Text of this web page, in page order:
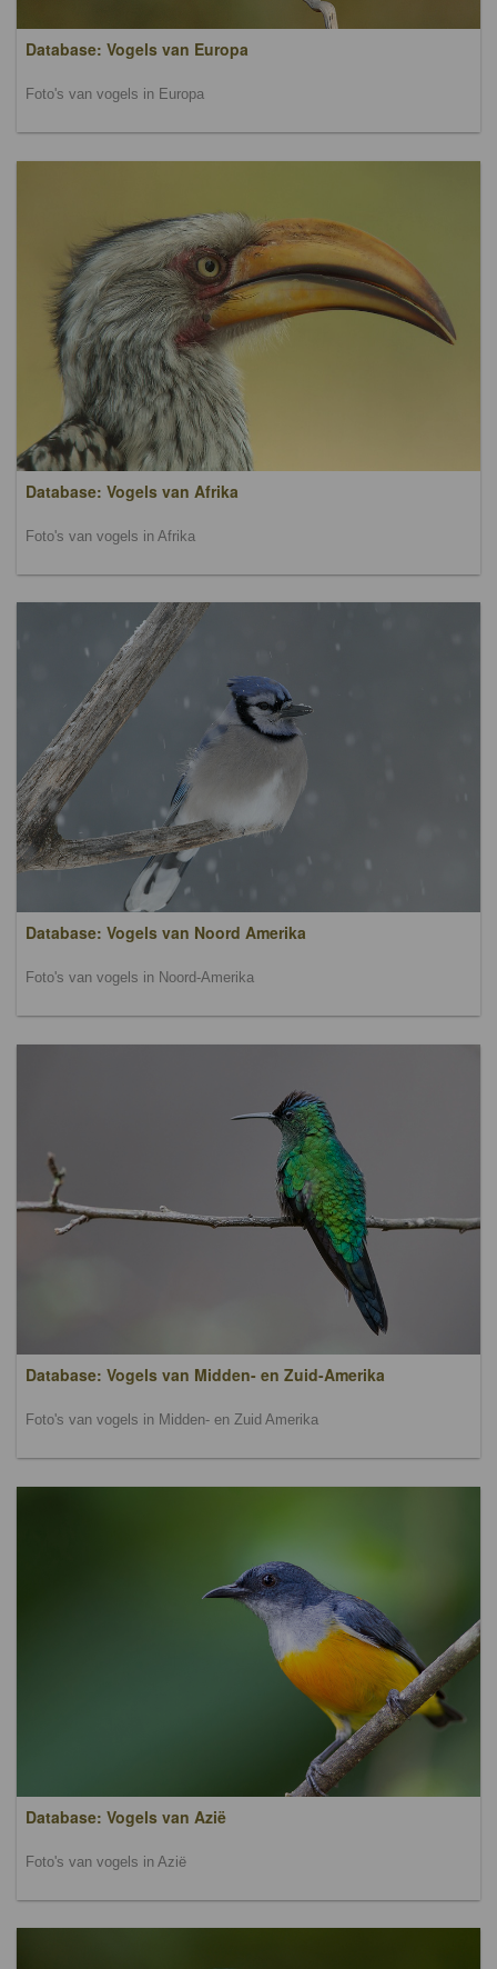
Database: Vogels van Europa
Foto's van vogels in Europa
Database: Vogels van Afrika
Foto's van vogels in Afrika
Database: Vogels van Noord Amerika
Foto's van vogels in Noord-Amerika
Database: Vogels van Midden- en Zuid-Amerika
Foto's van vogels in Midden- en Zuid Amerika
Database: Vogels van Azië
Foto's van vogels in Azië